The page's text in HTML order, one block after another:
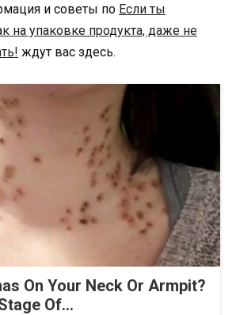
и советы по Если ты
на упаковке продукта, даже не
ждут вас здесь.
On Your Neck Or Armpit?
Of...